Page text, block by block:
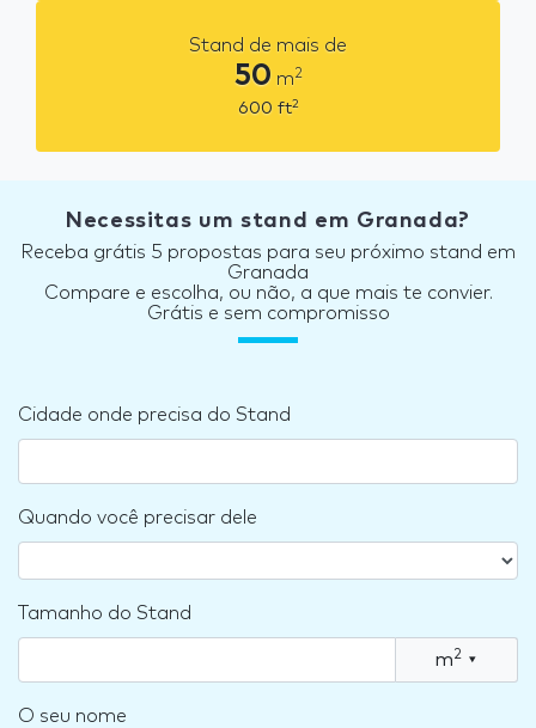
Stand de mais de
50 m2
600 ft2
Necessitas um stand em Granada?
Receba grátis 5 propostas para seu próximo stand em
Granada
Compare e escolha, ou não, a que mais te convier.
Grátis e sem compromisso
Cidade onde precisa do Stand
Quando você precisar dele
Tamanho do Stand
m2 ▾
O seu nome